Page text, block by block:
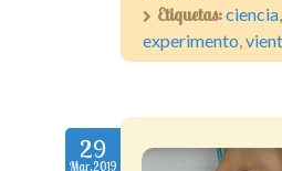
Etiquetas:ciencia,
experimento,
29
Mar.2019